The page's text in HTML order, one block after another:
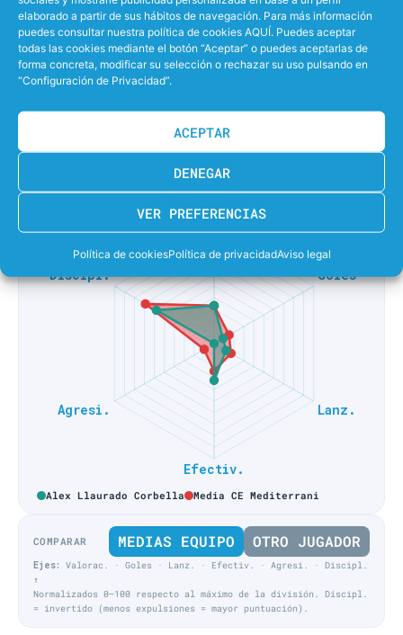
elaborado a partir de sus hábitos de navegación. Para más información
puedes consultar nuestra política de cookies AQUÍ. Puedes aceptar
todas las cookies mediante el botón “Aceptar” o puedes aceptarlas de
forma concreta, modificar su selección o rechazar su uso pulsando en
“Configuración de Privacidad”.
ACEPTAR
DENEGAR
VER PREFERENCIAS
Política de cookiesPolítica de privacidadAviso legal
EFECTIVIDAD LANZANDO PENALTIS 0%
EFECTIVIDAD EN SUPERIORIDAD 43%
38%
0%
Alex Llaurado Corbella Media CE Mediterrani
COMPARAR MEDIAS EQUIPO OTRO JUGADOR
Ejes:
Valorac. · Goles · Lanz. · Efectiv. · Agresi. · Discipl.
↑
Normalizados 0–100 respecto al máximo de la división. Discipl.
= invertido (menos expulsiones = mayor puntuación).